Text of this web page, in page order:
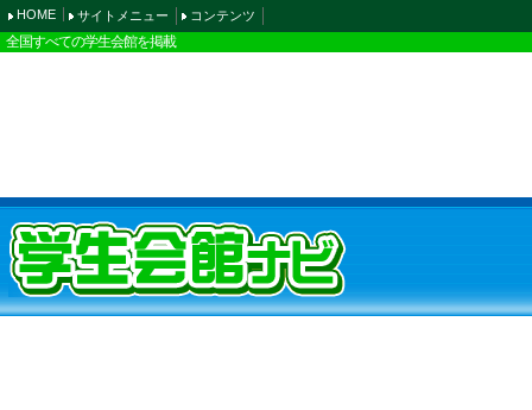
HOME サイトメニュー コンテンツ
全国すべての学生会館を掲載